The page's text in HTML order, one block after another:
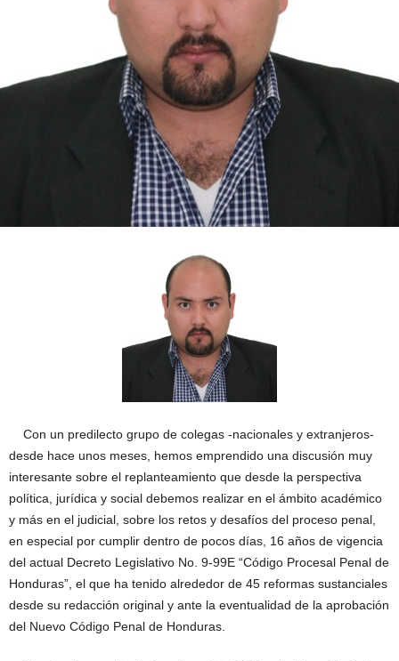
Con un predilecto grupo de colegas -nacionales y extranjeros-
desde hace unos meses, hemos emprendido una discusión muy
interesante sobre el replanteamiento que desde la perspectiva
política, jurídica y social debemos realizar en el ámbito académico
y más en el judicial, sobre los retos y desafíos del proceso penal,
en especial por cumplir dentro de pocos días, 16 años de vigencia
del actual Decreto Legislativo No. 9-99E “Código Procesal Penal de
Honduras”, el que ha tenido alrededor de 45 reformas sustanciales
desde su redacción original y ante la eventualidad de la aprobación
del Nuevo Código Penal de Honduras.